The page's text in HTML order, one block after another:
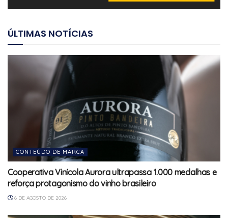
ÚLTIMAS NOTÍCIAS
CONTEÚDO DE MARCA
Cooperativa Vinícola Aurora ultrapassa 1.000 medalhas e
reforça protagonismo do vinho brasileiro
6 DE AGOSTO DE 2026